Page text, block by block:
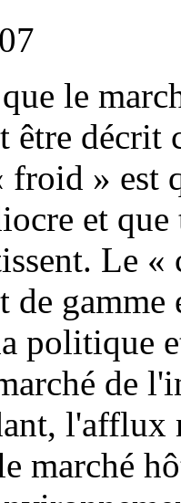
le
être
froid » est
et
Le
de gamme
politique
de
l'afflux
marché